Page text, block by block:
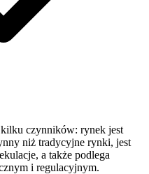
czynników: rynek jest
niż tradycyjne rynki, jest
a także podlega
i regulacyjnym.